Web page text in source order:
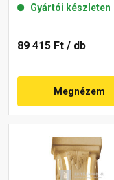
Gyártói készleten
89 415 Ft / db
Megnézem